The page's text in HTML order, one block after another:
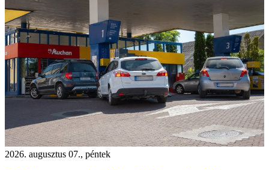
2026. augusztus 07., péntek